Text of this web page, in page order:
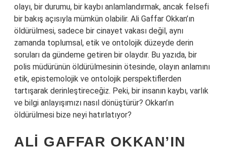
olayı, bir durumu, bir kaybı anlamlandırmak, ancak felsefi
bir bakış açısıyla mümkün olabilir. Ali Gaffar Okkan’ın
öldürülmesi, sadece bir cinayet vakası değil, aynı
zamanda toplumsal, etik ve ontolojik düzeyde derin
soruları da gündeme getiren bir olaydır. Bu yazıda, bir
polis müdürünün öldürülmesinin ötesinde, olayın anlamını
etik, epistemolojik ve ontolojik perspektiflerden
tartışarak derinleştireceğiz. Peki, bir insanın kaybı, varlık
ve bilgi anlayışımızı nasıl dönüştürür? Okkan’ın
öldürülmesi bize neyi hatırlatıyor?
ALI GAFFAR OKKAN’IN